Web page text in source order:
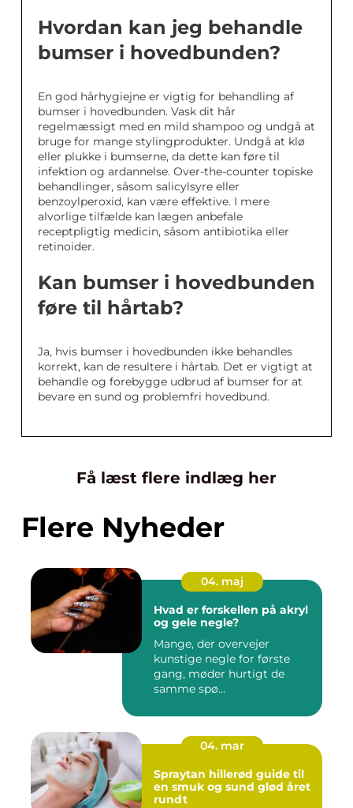
Hvordan kan jeg behandle
bumser i hovedbunden?
En god hårhygiejne er vigtig for behandling af
bumser i hovedbunden. Vask dit hår
regelmæssigt med en mild shampoo og undgå at
bruge for mange stylingprodukter. Undgå at klø
eller plukke i bumserne, da dette kan føre til
infektion og ardannelse. Over-the-counter topiske
behandlinger, såsom salicylsyre eller
benzoylperoxid, kan være effektive. I mere
alvorlige tilfælde kan lægen anbefale
receptpligtig medicin, såsom antibiotika eller
retinoider.
Kan bumser i hovedbunden
føre til hårtab?
Ja, hvis bumser i hovedbunden ikke behandles
korrekt, kan de resultere i hårtab. Det er vigtigt at
behandle og forebygge udbrud af bumser for at
bevare en sund og problemfri hovedbund.
Få læst flere indlæg her
Flere Nyheder
04. maj
Hvad er forskellen på akryl
og gele negle?
Mange, der overvejer
kunstige negle for første
gang, møder hurtigt de
samme spø...
04. mar
Spraytan hillerød guide til
en smuk og sund glød året
rundt